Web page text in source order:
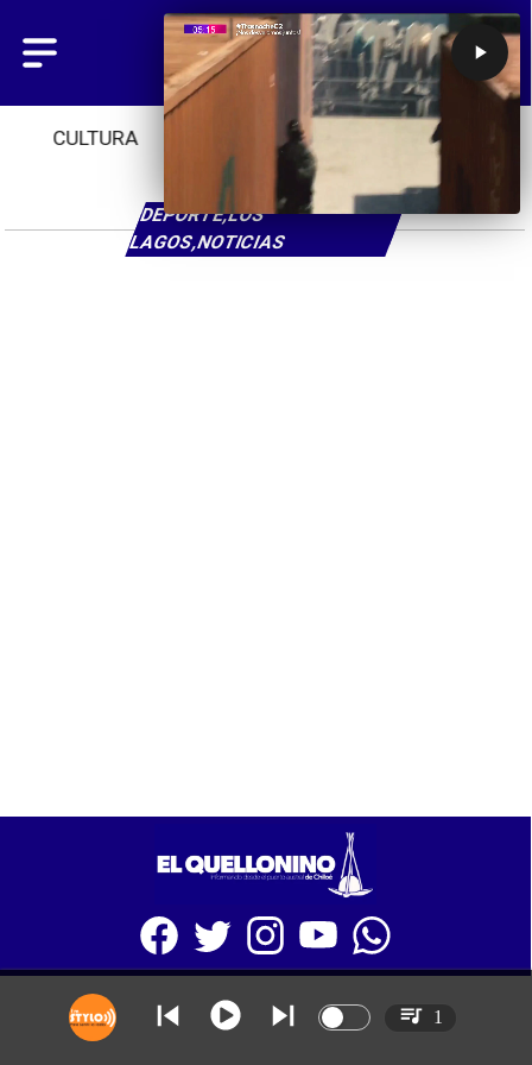
CULTURA TENDENCIAS INICIO
DEPORTE,LOS
LAGOS,NOTICIAS
1